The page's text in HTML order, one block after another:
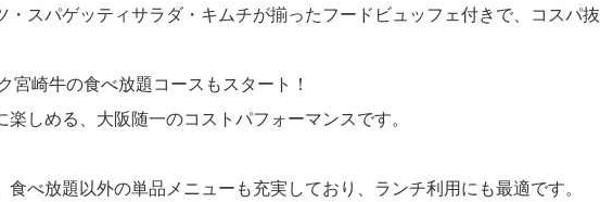
・スパゲッティサラダ・キムチが揃ったフードビュッフェ付きで、コスパ
宮崎牛の食べ放題コースもスタート！
しめる、大阪随一のコストパフォーマンスです。
べ放題以外の単品メニューも充実しており、ランチ利用にも最適です。